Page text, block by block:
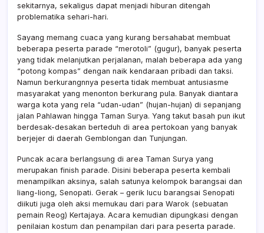
sekitarnya, sekaligus dapat menjadi hiburan ditengah
problematika sehari-hari.
Sayang memang cuaca yang kurang bersahabat membuat
beberapa peserta parade “merotoli” (gugur), banyak peserta
yang tidak melanjutkan perjalanan, malah beberapa ada yang
“potong kompas” dengan naik kendaraan pribadi dan taksi.
Namun berkurangnnya peserta tidak membuat antusiasme
masyarakat yang menonton berkurang pula. Banyak diantara
warga kota yang rela “udan-udan” (hujan-hujan) di sepanjang
jalan Pahlawan hingga Taman Surya. Yang takut basah pun ikut
berdesak-desakan berteduh di area pertokoan yang banyak
berjejer di daerah Gemblongan dan Tunjungan.
Puncak acara berlangsung di area Taman Surya yang
merupakan finish parade. Disini beberapa peserta kembali
menampilkan aksinya, salah satunya kelompok barangsai dan
liang-liong, Senopati. Gerak – gerik lucu barangsai Senopati
diikuti juga oleh aksi memukau dari para Warok (sebuatan
pemain Reog) Kertajaya. Acara kemudian dipungkasi dengan
penilaian kostum dan penampilan dari para peserta parade.